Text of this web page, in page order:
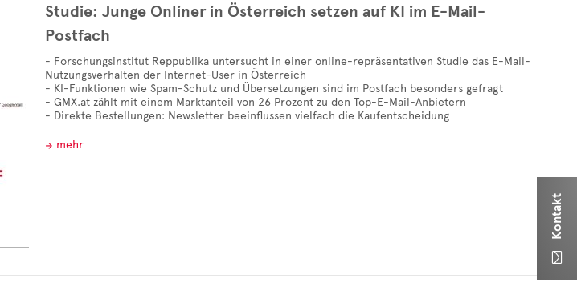
Studie: Junge Onliner in Österreich setzen auf KI im E-Mail-
Postfach
- Forschungsinstitut Reppublika untersucht in einer online-repräsentativen Studie das E-Mail-
Nutzungsverhalten der Internet-User in Österreich
- KI-Funktionen wie Spam-Schutz und Übersetzungen sind im Postfach besonders gefragt
- GMX.at zählt mit einem Marktanteil von 26 Prozent zu den Top-E-Mail-Anbietern
- Direkte Bestellungen: Newsletter beeinflussen vielfach die Kaufentscheidung
mehr

Kontakt